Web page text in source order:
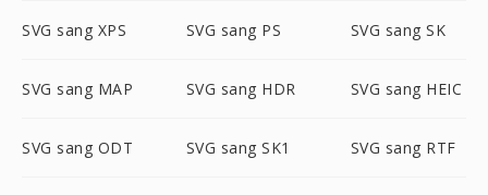
SVG sang XPS SVG sang PS SVG sang SK
SVG sang MAP SVG sang HDR SVG sang HEIC
SVG sang ODT SVG sang SK1 SVG sang RTF